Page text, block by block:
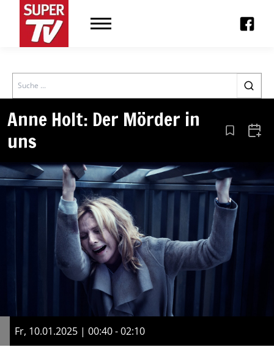
Search
Anne Holt: Der Mörder in
uns
Aus den
Fr, 10.01.2025 | 00:40 - 02:10